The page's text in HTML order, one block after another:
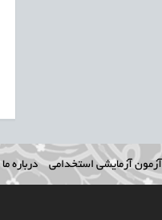
آزمون آزمایشی استخدامی درباره ما